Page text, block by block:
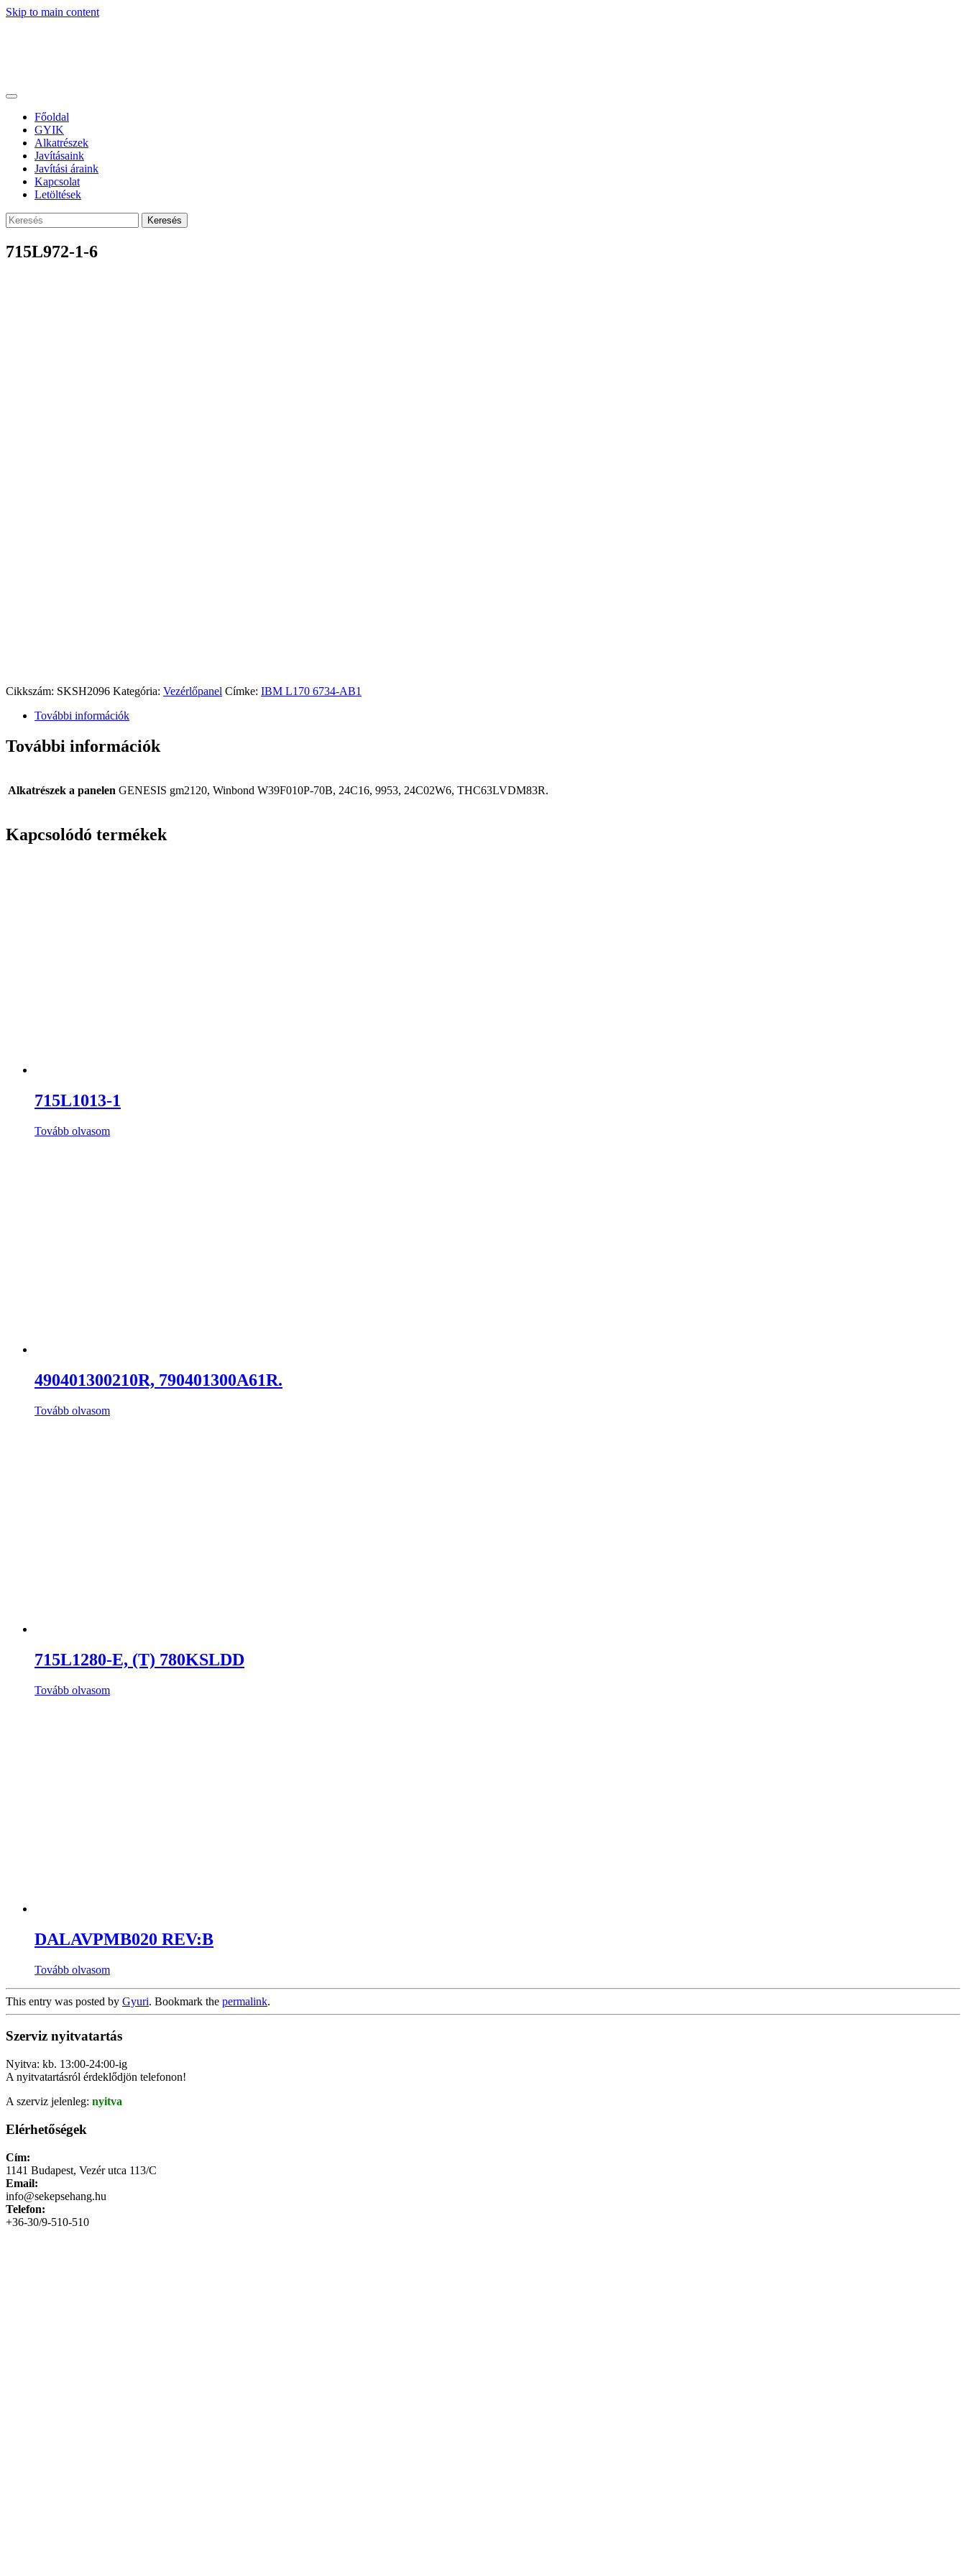
Skip to main content
Főoldal
GYIK
Alkatrészek
Javításaink
Javítási áraink
Kapcsolat
Letöltések
Keresés
715L972-1-6
Cikkszám: SKSH2096 Kategória: Vezérlőpanel Címke: IBM L170 6734-AB1
További információk
További információk
Alkatrészek a panelen GENESIS gm2120, Winbond W39F010P-70B, 24C16, 9953, 24C02W6, THC63LVDM83R.
Kapcsolódó termékek
715L1013-1
Tovább olvasom
490401300210R, 790401300A61R.
Tovább olvasom
715L1280-E, (T) 780KSLDD
Tovább olvasom
DALAVPMB020 REV:B
Tovább olvasom
This entry was posted by Gyuri. Bookmark the permalink.
Szerviz nyitvatartás
Nyitva: kb. 13:00-24:00-ig
A nyitvatartásról érdeklődjön telefonon!
A szerviz jelenleg: nyitva
Elérhetőségek
Cím:
1141 Budapest, Vezér utca 113/C
Email:
info@sekepsehang.hu
Telefon:
+36-30/9-510-510